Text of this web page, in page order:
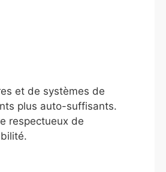
et de systèmes de
plus auto-suffisants.
respectueux de